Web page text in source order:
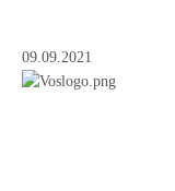
09.09.2021